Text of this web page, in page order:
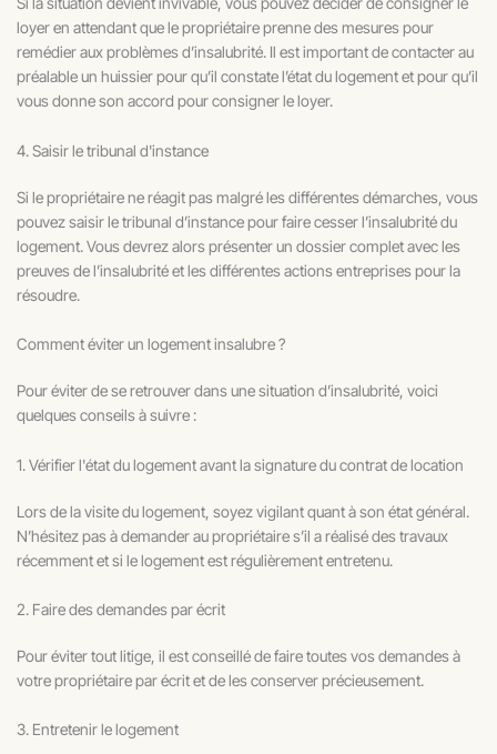
loyer en attendant que le propriétaire prenne des mesures pour
remédier aux problèmes d’insalubrité. Il est important de contacter au
préalable un huissier pour qu’il constate l’état du logement et pour qu’il
vous donne son accord pour consigner le loyer.
4. Saisir le tribunal d'instance
Si le propriétaire ne réagit pas malgré les différentes démarches, vous
pouvez saisir le tribunal d’instance pour faire cesser l’insalubrité du
logement. Vous devrez alors présenter un dossier complet avec les
preuves de l’insalubrité et les différentes actions entreprises pour la
résoudre.
Comment éviter un logement insalubre ?
Pour éviter de se retrouver dans une situation d’insalubrité, voici
quelques conseils à suivre :
1. Vérifier l'état du logement avant la signature du contrat de location
Lors de la visite du logement, soyez vigilant quant à son état général.
N’hésitez pas à demander au propriétaire s’il a réalisé des travaux
récemment et si le logement est régulièrement entretenu.
2. Faire des demandes par écrit
Pour éviter tout litige, il est conseillé de faire toutes vos demandes à
votre propriétaire par écrit et de les conserver précieusement.
3. Entretenir le logement